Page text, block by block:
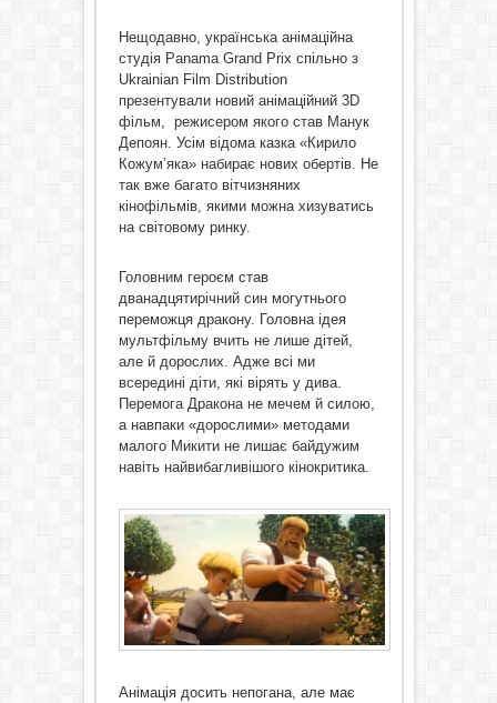
Нещодавно, українська анімаційна
студія Panama Grand Prix спільно з
Ukrainian Film Distribution
презентували новий анімаційний 3D
фільм, режисером якого став Манук
Депоян. Усім відома казка «Кирило
Кожум’яка» набирає нових обертів. Не
так вже багато вітчизняних
кінофільмів, якими можна хизуватись
на світовому ринку.
Головним героєм став
дванадцятирічний син могутнього
переможця дракону. Головна ідея
мультфільму вчить не лише дітей,
але й дорослих. Адже всі ми
всередині діти, які вірять у дива.
Перемога Дракона не мечем й силою,
а навпаки «дорослими» методами
малого Микити не лишає байдужим
навіть найвибагливішого кінокритика.
Анімація досить непогана, але має